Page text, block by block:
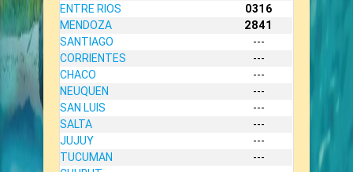
ENTRE RIOS
0316
MENDOZA
2841
SANTIAGO
---
CORRIENTES
---
CHACO
---
NEUQUEN
---
SAN LUIS
---
SALTA
---
JUJUY
---
TUCUMAN
---